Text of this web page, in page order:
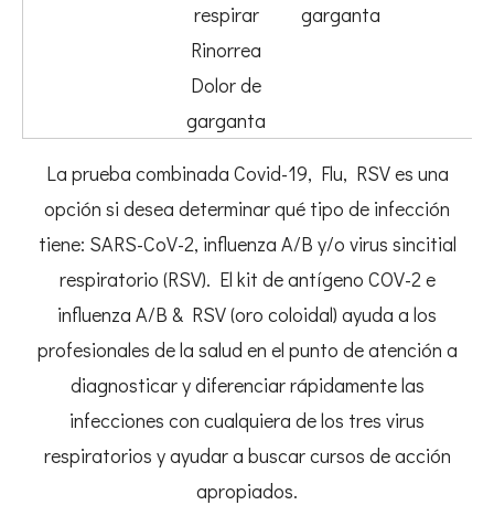
respirar
Rinorrea
Dolor de
garganta
garganta
La prueba combinada Covid-19, Flu, RSV es una
opción si desea determinar qué tipo de infección
tiene: SARS-CoV-2, influenza A/B y/o virus sincitial
respiratorio (RSV). El kit de antígeno COV-2 e
influenza A/B & RSV (oro coloidal) ayuda a los
profesionales de la salud en el punto de atención a
diagnosticar y diferenciar rápidamente las
infecciones con cualquiera de los tres virus
respiratorios y ayudar a buscar cursos de acción
apropiados.